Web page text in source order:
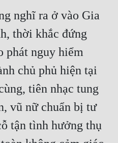
nghĩ ra ở vào Gia
thời khắc đứng
phát nguy hiểm
chủ phủ hiện tại
tiên nhạc tung
vũ nữ chuẩn bị tư
tận tình hưởng thụ